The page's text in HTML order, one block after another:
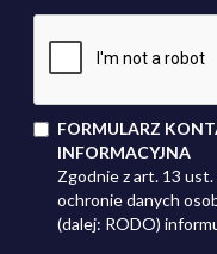
FORMULARZ
INFORMACYJNA
Zgodnie z art. 13
ochronie danych
(dalej: RODO)